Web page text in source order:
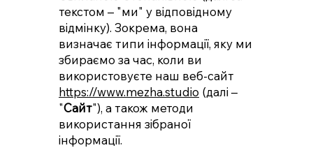
текстом – "ми" у відповідному
відмінку). Зокрема, вона
визначає типи інформації, яку ми
збираємо за час, коли ви
використовуєте наш веб-сайт
https://www.mezha.studio (далі –
"Сайт"), а також методи
використання зібраної
інформації.